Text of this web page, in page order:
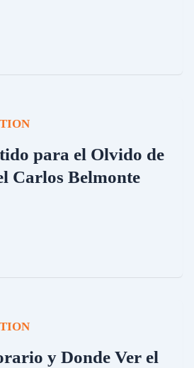
para el Olvido de
Carlos Belmonte
y Donde Ver el